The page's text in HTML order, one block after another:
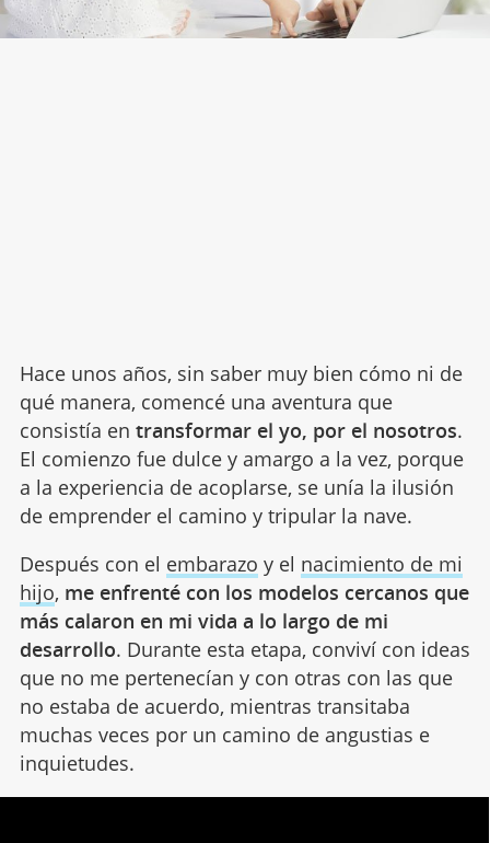
Hace unos años, sin saber muy bien cómo ni de
qué manera, comencé una aventura que
consistía en transformar el yo, por el nosotros.
El comienzo fue dulce y amargo a la vez, porque
a la experiencia de acoplarse, se unía la ilusión
de emprender el camino y tripular la nave.
Después con el embarazo y el nacimiento de mi
hijo, me enfrenté con los modelos cercanos que
más calaron en mi vida a lo largo de mi
desarrollo. Durante esta etapa, conviví con ideas
que no me pertenecían y con otras con las que
no estaba de acuerdo, mientras transitaba
muchas veces por un camino de angustias e
inquietudes.